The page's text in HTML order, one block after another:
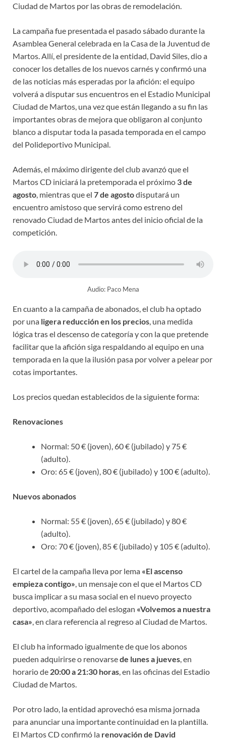
Ciudad de Martos por las obras de remodelación.
La campaña fue presentada el pasado sábado durante la
Asamblea General celebrada en la Casa de la Juventud de
Martos. Allí, el presidente de la entidad, David Siles, dio a
conocer los detalles de los nuevos carnés y confirmó una
de las noticias más esperadas por la afición: el equipo
volverá a disputar sus encuentros en el Estadio Municipal
Ciudad de Martos, una vez que están llegando a su fin las
importantes obras de mejora que obligaron al conjunto
blanco a disputar toda la pasada temporada en el campo
del Polideportivo Municipal.
Además, el máximo dirigente del club avanzó que el
Martos CD iniciará la pretemporada el próximo 3 de
agosto , mientras que el 7 de agostodisputará un
encuentro amistoso que servirá como estreno del
renovado Ciudad de Martos antes del inicio oficial de la
competición.
Audio: Paco Mena
En cuanto a la campaña de abonados, el club ha optado
por una ligera reducción en los precios, una medida
lógica tras el descenso de categoría y con la que pretende
facilitar que la afición siga respaldando al equipo en una
temporada en la que la ilusión pasa por volver a pelear por
cotas importantes.
Los precios quedan establecidos de la siguiente forma:
Renovaciones
Normal: 50 € (joven), 60 € (jubilado) y 75 €
(adulto).
Oro: 65 € (joven), 80 € (jubilado) y 100 € (adulto).
Nuevos abonados
Normal: 55 € (joven), 65 € (jubilado) y 80 €
(adulto).
Oro: 70 € (joven), 85 € (jubilado) y 105 € (adulto).
El cartel de la campaña lleva por lema «El ascenso
empieza contigo», un mensaje con el que el Martos CD
busca implicar a su masa social en el nuevo proyecto
deportivo, acompañado del eslogan «Volvemos a nuestra
casa», en clara referencia al regreso al Ciudad de Martos.
El club ha informado igualmente de que los abonos
pueden adquirirse o renovarsede lunes a jueves, en
horario de 20:00 a 21:30 horas, en las oficinas del Estadio
Ciudad de Martos.
Por otro lado, la entidad aprovechó esa misma jornada
para anunciar una importante continuidad en la plantilla.
El Martos CD confirmó la renovación de David